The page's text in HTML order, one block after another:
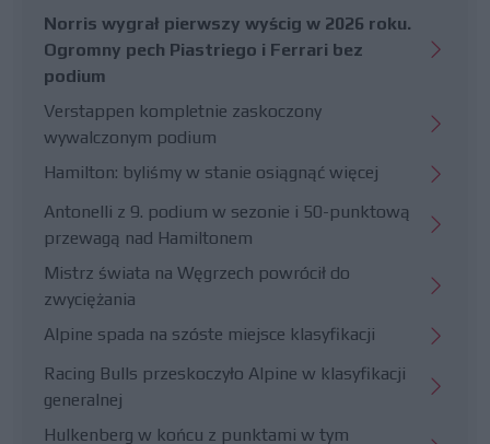
Norris wygrał pierwszy wyścig w 2026 roku.
Ogromny pech Piastriego i Ferrari bez
podium
Verstappen kompletnie zaskoczony
wywalczonym podium
Hamilton: byliśmy w stanie osiągnąć więcej
Antonelli z 9. podium w sezonie i 50-punktową
przewagą nad Hamiltonem
Mistrz świata na Węgrzech powrócił do
zwyciężania
Alpine spada na szóste miejsce klasyfikacji
Racing Bulls przeskoczyło Alpine w klasyfikacji
generalnej
Hulkenberg w końcu z punktami w tym